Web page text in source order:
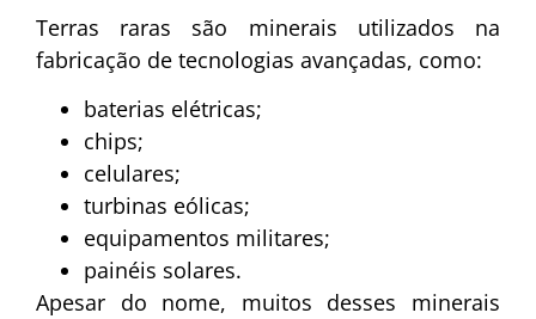
Terras raras são minerais utilizados na
fabricação de tecnologias avançadas, como:
baterias elétricas;
chips;
celulares;
turbinas eólicas;
equipamentos militares;
painéis solares.
Apesar do nome, muitos desses minerais